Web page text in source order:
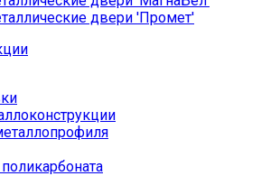
двери 'Промет'